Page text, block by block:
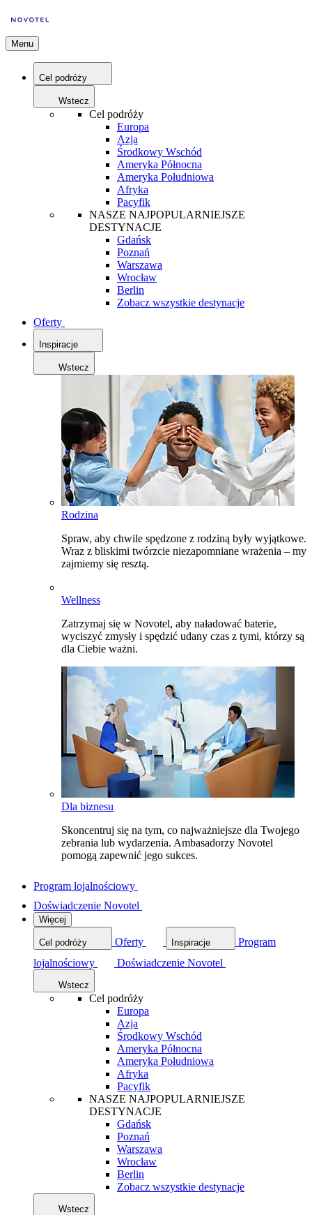
Menu
Cel podróży
Wstecz
Cel podróży
Europa
Azja
Środkowy Wschód
Ameryka Północna
Ameryka Południowa
Afryka
Pacyfik
NASZE NAJPOPULARNIEJSZE
DESTYNACJE
Gdańsk
Poznań
Warszawa
Wrocław
Berlin
Zobacz wszystkie destynacje
Oferty
Inspiracje
Wstecz
Rodzina
Spraw, aby chwile spędzone z rodziną były wyjątkowe.
Wraz z bliskimi twórzcie niezapomniane wrażenia – my
zajmiemy się resztą.
Wellness
Zatrzymaj się w Novotel, aby naładować baterie,
wyciszyć zmysły i spędzić udany czas z tymi, którzy są
dla Ciebie ważni.
Dla biznesu
Skoncentruj się na tym, co najważniejsze dla Twojego
zebrania lub wydarzenia. Ambasadorzy Novotel
pomogą zapewnić jego sukces.
Program lojalnościowy
Doświadczenie Novotel
Więcej
Cel podróży Oferty Inspiracje
Program
lojalnościowy
Doświadczenie Novotel
Wstecz
Cel podróży
Europa
Azja
Środkowy Wschód
Ameryka Północna
Ameryka Południowa
Afryka
Pacyfik
NASZE NAJPOPULARNIEJSZE
DESTYNACJE
Gdańsk
Poznań
Warszawa
Wrocław
Berlin
Zobacz wszystkie destynacje
Wstecz